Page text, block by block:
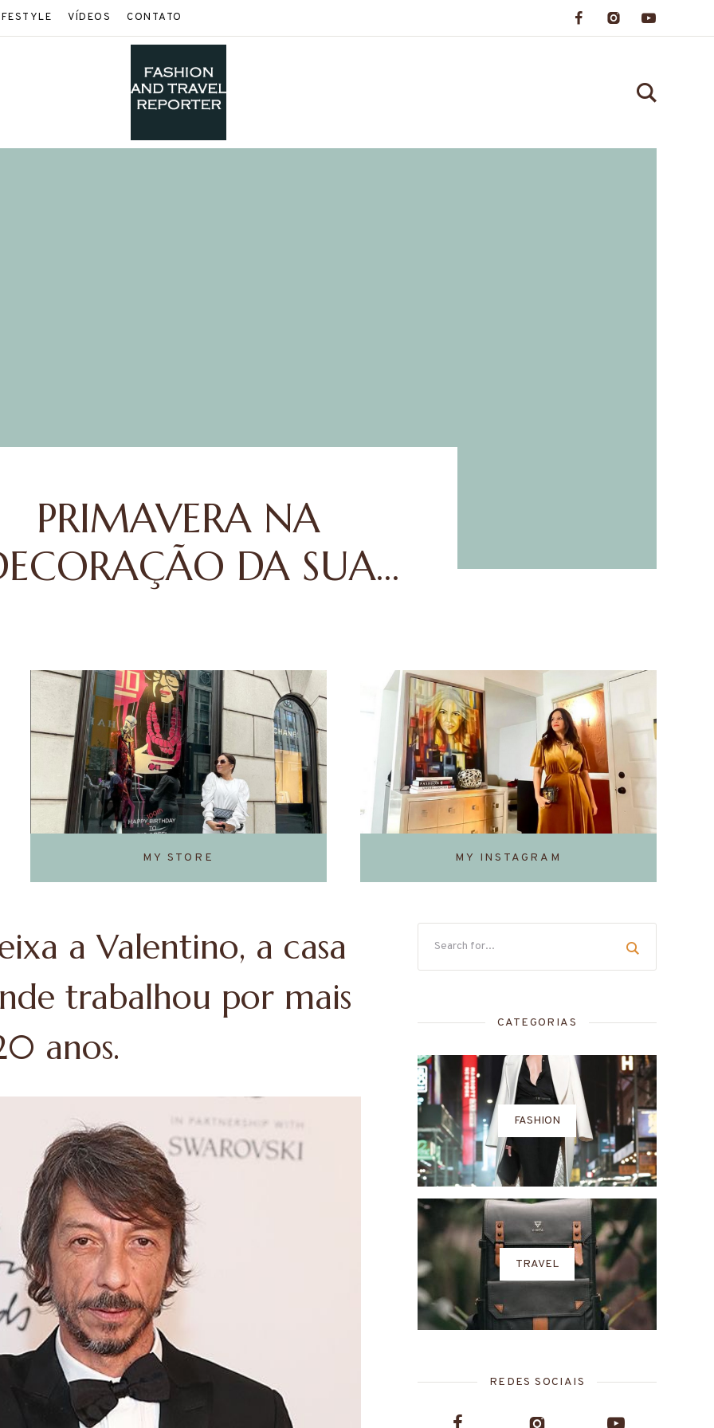
VÍDEOS CONTATO
PRIMAVERA NA
DA SUA
PARA CONHECE
NA ITÁLIA
ARTE VESTÍVEL DE
TON COSTA
MY STORE MY INSTAGRAM
a Valentino, a casa
trabalhou por mais
anos.
CATEGORIAS
FASHION
TRAVEL
REDES SOCIAIS